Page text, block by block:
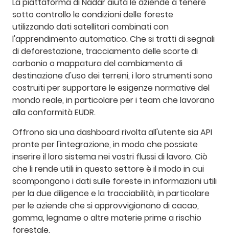
La piattaforma di Nadar aiuta le aziende a tenere
sotto controllo le condizioni delle foreste
utilizzando dati satellitari combinati con
l'apprendimento automatico. Che si tratti di segnali
di deforestazione, tracciamento delle scorte di
carbonio o mappatura del cambiamento di
destinazione d'uso dei terreni, i loro strumenti sono
costruiti per supportare le esigenze normative del
mondo reale, in particolare per i team che lavorano
alla conformità EUDR.
Offrono sia una dashboard rivolta all'utente sia API
pronte per l'integrazione, in modo che possiate
inserire il loro sistema nei vostri flussi di lavoro. Ciò
che li rende utili in questo settore è il modo in cui
scompongono i dati sulle foreste in informazioni utili
per la due diligence e la tracciabilità, in particolare
per le aziende che si approvvigionano di cacao,
gomma, legname o altre materie prime a rischio
forestale.